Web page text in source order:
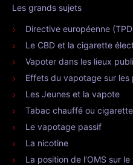
Les grands sujets
Directive européenne
Le CBD et la cigarette
Vapoter dans les lieux
Effets du vapotage sur les
Les Jeunes et la vapote
Tabac chauffé ou
Le vapotage passif
La nicotine
La position de l’OMS sur